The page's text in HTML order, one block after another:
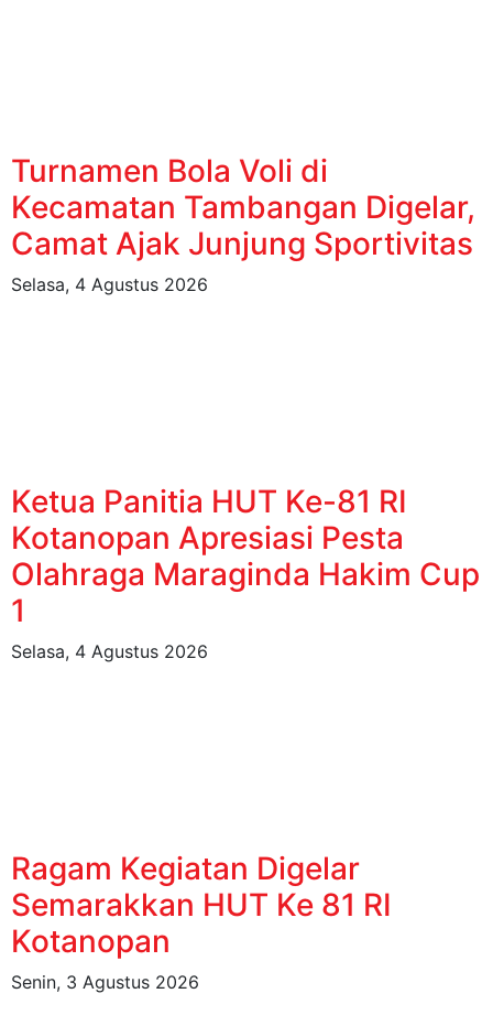
Turnamen Bola Voli di
Kecamatan Tambangan Digelar,
Camat Ajak Junjung Sportivitas
Selasa, 4 Agustus 2026
Ketua Panitia HUT Ke-81 RI
Kotanopan Apresiasi Pesta
Olahraga Maraginda Hakim Cup
1
Selasa, 4 Agustus 2026
Ragam Kegiatan Digelar
Semarakkan HUT Ke 81 RI
Kotanopan
Senin, 3 Agustus 2026